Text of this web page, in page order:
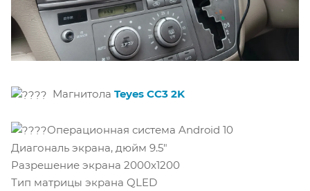
Магнитола Teyes CC3 2K
Операционная система Android 10
Диагональ экрана, дюйм 9.5"
Разрешение экрана 2000x1200
Тип матрицы экрана QLED